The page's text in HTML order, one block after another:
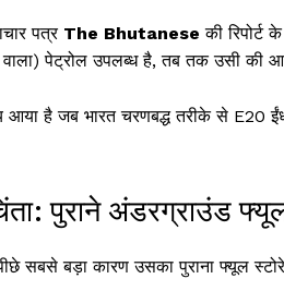
A
p
p
पत्र The Bhutanese की
पेट्रोल उपलब्ध है, तब तक उसी की
है जब भारत चरणबद्ध तरीके से E20
पुराने अंडरग्राउंड
सबसे बड़ा कारण उसका पुराना फ्यूल